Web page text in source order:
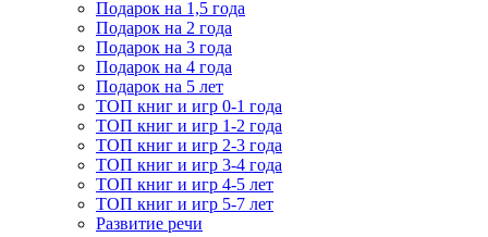
Подарок на 1,5 года
Подарок на 2 года
Подарок на 3 года
Подарок на 4 года
Подарок на 5 лет
ТОП книг и игр 0-1 года
ТОП книг и игр 1-2 года
ТОП книг и игр 2-3 года
ТОП книг и игр 3-4 года
ТОП книг и игр 4-5 лет
ТОП книг и игр 5-7 лет
Развитие речи